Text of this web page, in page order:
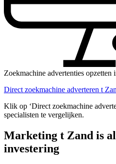
Zoekmachine advertenties opzetten
Direct zoekmachine adverteren t
Klik op ‘Direct zoekmachine
specialisten te vergelijken.
Marketing t Zand is
investering